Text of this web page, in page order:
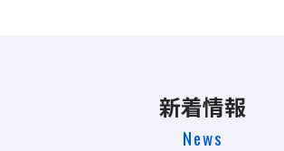
新着情報
News